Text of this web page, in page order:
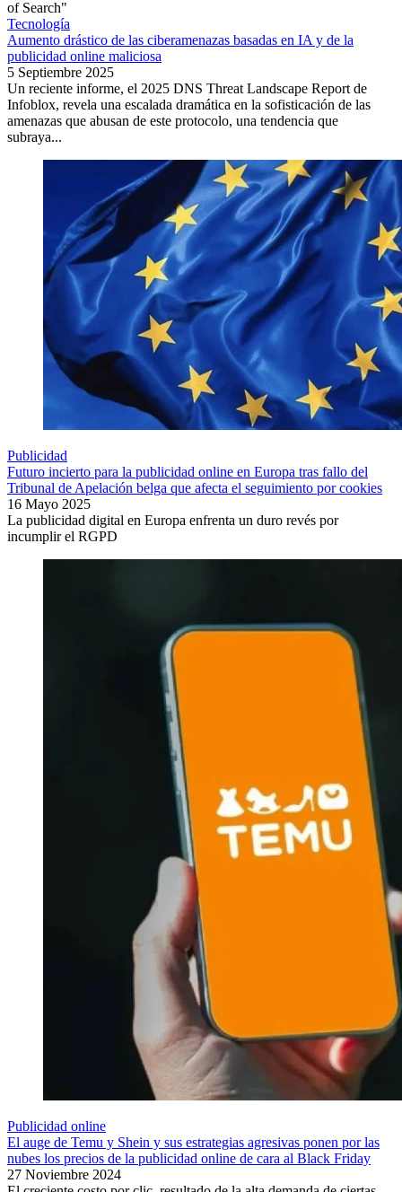
of Search"
Tecnología
Aumento drástico de las ciberamenazas basadas en IA y de la
publicidad online maliciosa
5 Septiembre 2025
Un reciente informe, el 2025 DNS Threat Landscape Report de
Infoblox, revela una escalada dramática en la sofisticación de las
amenazas que abusan de este protocolo, una tendencia que
subraya...
Publicidad
Futuro incierto para la publicidad online en Europa tras fallo del
Tribunal de Apelación belga que afecta el seguimiento por cookies
16 Mayo 2025
La publicidad digital en Europa enfrenta un duro revés por
incumplir el RGPD
Publicidad online
El auge de Temu y Shein y sus estrategias agresivas ponen por las
nubes los precios de la publicidad online de cara al Black Friday
27 Noviembre 2024